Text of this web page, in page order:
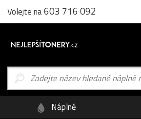
Volejte na603 716 092
Náplně